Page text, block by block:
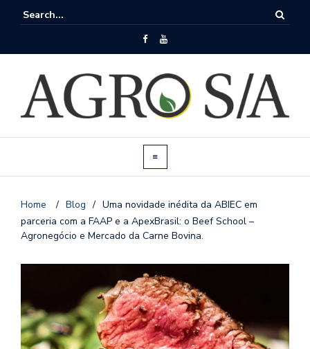
Home / Blog / Uma novidade inédita da ABIEC em
parceria com a FAAP e a ApexBrasil: o Beef School –
Agronegócio e Mercado da Carne Bovina.